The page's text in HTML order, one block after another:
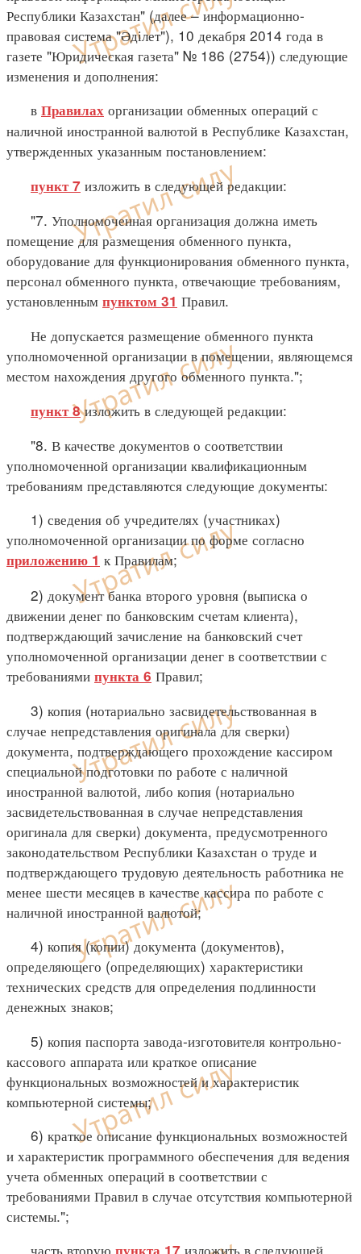
Республики Казахстан" (далее – информационно-
правовая система "Әділет"), 10 декабря 2014 года в
газете "Юридическая газета" № 186 (2754)) следующие
изменения и дополнения:
в Правилах организации обменных операций с
наличной иностранной валютой в Республике Казахстан,
утвержденных указанным постановлением:
пункт 7 изложить в следующей редакции:
"7. Уполномоченная организация должна иметь
помещение для размещения обменного пункта,
оборудование для функционирования обменного пункта,
персонал обменного пункта, отвечающие требованиям,
установленным пунктом 31 Правил.
Не допускается размещение обменного пункта
уполномоченной организации в помещении, являющемся
местом нахождения другого обменного пункта.";
пункт 8изложить в следующей редакции:
"8. В качестве документов о соответствии
уполномоченной организации квалификационным
требованиям представляются следующие документы:
1) сведения об учредителях (участниках)
уполномоченной организации по форме согласно
приложению 1 к Правилам;
2) документ банка второго уровня (выписка о
движении денег по банковским счетам клиента),
подтверждающий зачисление на банковский счет
уполномоченной организации денег в соответствии с
требованиями пункта 6 Правил;
3) копия (нотариально засвидетельствованная в
случае непредставления оригинала для сверки)
документа, подтверждающего прохождение кассиром
специальной подготовки по работе с наличной
иностранной валютой, либо копия (нотариально
засвидетельствованная в случае непредставления
оригинала для сверки) документа, предусмотренного
законодательством Республики Казахстан о труде и
подтверждающего трудовую деятельность работника не
менее шести месяцев в качестве кассира по работе с
наличной иностранной валютой;
4) копия (копии) документа (документов),
определяющего (определяющих) характеристики
технических средств для определения подлинности
денежных знаков;
5) копия паспорта завода-изготовителя контрольно-
кассового аппарата или краткое описание
функциональных возможностей и характеристик
компьютерной системы;
6) краткое описание функциональных возможностей
и характеристик программного обеспечения для ведения
учета обменных операций в соответствии с
требованиями Правил в случае отсутствия компьютерной
системы.";
часть вторую
изложить в следующей